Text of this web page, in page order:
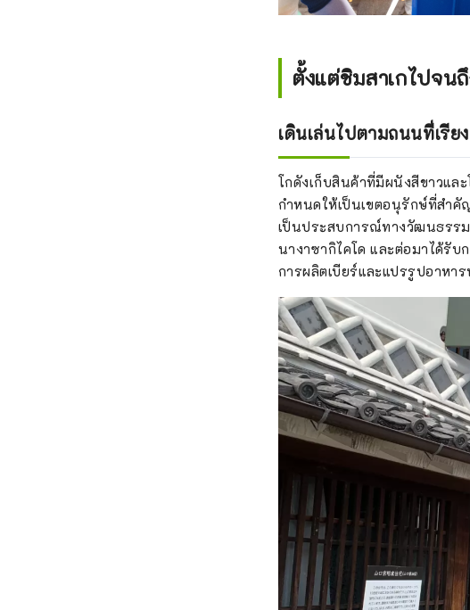
ตั้งแต่ชิมสาเกไปจน
เดินเล่นไปตามถนนที่เรีย
โกดังเก็บสินค้าที่มีผนังสีขาวแล
กำหนดให้เป็นเขตอนุรักษ์ที่สำคั
เป็นประสบการณ์ทางวัฒนธรร
นางาซากิไคโด และต่อมาได้รั
การผลิตเบียร์และแปรรูปอาหาร